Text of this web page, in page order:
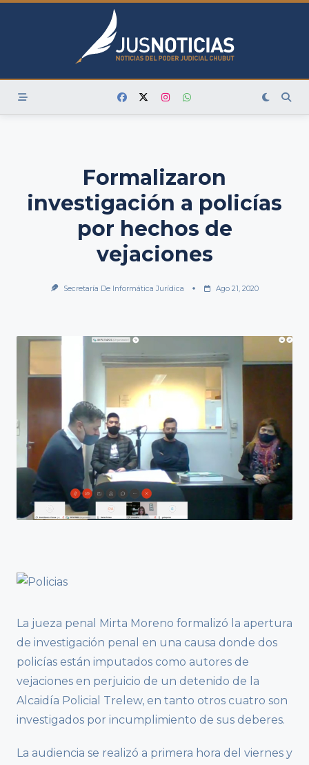
Skip
Formalizaron
investigación a policías
por hechos de
vejaciones
Secretaría De Informática Jurídica Ago 21, 2020
La jueza penal Mirta Moreno formalizó la apertura
de investigación penal en una causa donde dos
policías están imputados como autores de
vejaciones en perjuicio de un detenido de la
Alcaidía Policial Trelew, en tanto otros cuatro son
investigados por incumplimiento de sus deberes.
La audiencia se realizó a primera hora del viernes y